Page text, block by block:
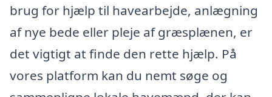
brug for hjælp til havearbejde, anlægning
af nye bede eller pleje af græsplænen, er
det vigtigt at finde den rette hjælp. På
vores platform kan du nemt søge og